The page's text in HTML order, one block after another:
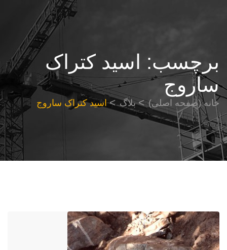
برچسب:
اسید کتراک
ساروج
خانه (صفحه اصلی) بلاگ اسید کتراک ساروج